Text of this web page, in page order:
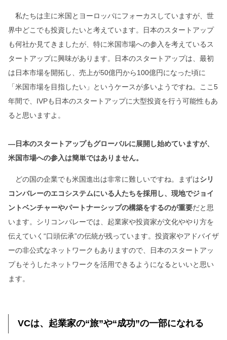
私たちは主に米国とヨーロッパにフォーカスしていますが、世
界中どこでも投資したいと考えています。日本のスタートアップ
も何社か見てきましたが、特に米国市場への参入を考えているス
タートアップに興味があります。日本のスタートアップは、最初
は日本市場を開拓し、売上が50億円から100億円になった頃に
「米国市場を目指したい」というケースが多いようですね。ここ5
年間で、IVPも日本のスタートアップに大型投資を行う可能性もあ
ると思いますよ。
―日本のスタートアップもグローバルに展開し始めていますが、
米国市場への参入は簡単ではありません。
どの国の企業でも米国進出は非常に難しいですね。まずはシリ
コンバレーのエコシステムにいる人たちを採用し、現地でジョイ
ントベンチャーやパートナーシップの構築をするのが重要だと思
います。シリコンバレーでは、起業家や投資家が文化ややり方を
伝えていく“口頭伝承”の伝統が残っています。投資家やアドバイザ
ーの非公式なネットワークもありますので、日本のスタートアッ
プもそうしたネットワークを活用できるようになるといいと思い
ます。
VCは、起業家の“旅”や“成功”の一部になれる